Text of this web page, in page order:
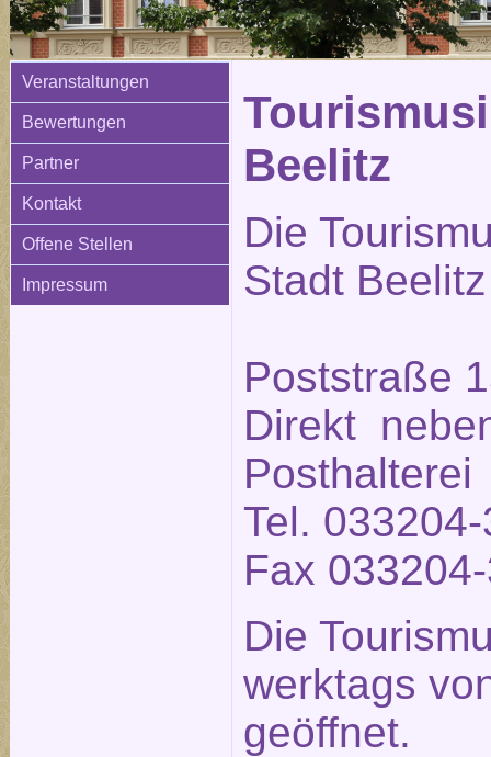
Veranstaltungen
Bewertungen
Partner
Kontakt
Offene Stellen
Impressum
Beelitz
Die
Stadt
Poststraße
Direkt
Posthalterei
Tel.
Fax
Die
werktags
geöffnet.